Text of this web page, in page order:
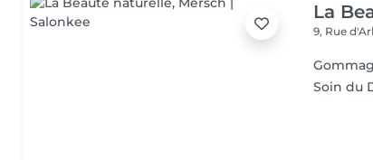
La
9, Rue
Soin du